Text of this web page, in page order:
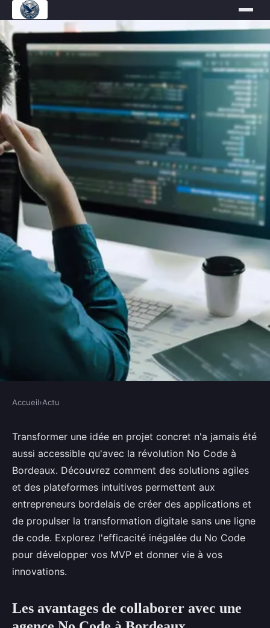
Agence no code à Bordeaux :
transformez vos idées en réalité
charline •13 mai 2024 •3 min de lecture
Accueil›Actu
Transformer une idée en projet concret n'a jamais été
aussi accessible qu'avec la révolution No Code à
Bordeaux. Découvrez comment des solutions agiles
et des plateformes intuitives permettent aux
entrepreneurs bordelais de créer des applications et
de propulser la transformation digitale sans une ligne
de code. Explorez l'efficacité inégalée du No Code
pour développer vos MVP et donner vie à vos
innovations.
Les avantages de collaborer avec une